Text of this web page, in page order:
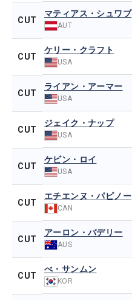
CUT
マティアス・シュワブ
AUT
CUT
ケリー・クラフト
USA
CUT
ライアン・アーマー
USA
CUT
ジェイク・ナップ
USA
CUT
ケビン・ロイ
USA
CUT
エチエンヌ・パピノー
CAN
CUT
アーロン・バデリー
AUS
CUT
べ・サンムン
KOR